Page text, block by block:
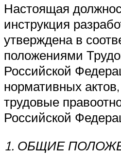
Настоящая
инструкция
утверждена в
положениями
Российской
нормативных
трудовые
Российской
1. ОБЩИЕ